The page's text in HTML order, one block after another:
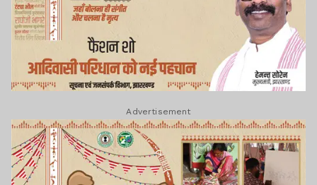
Advertisement